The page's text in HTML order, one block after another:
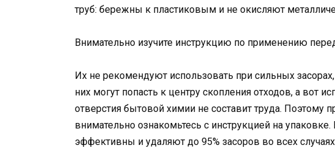
труб: бережны к пластиковым и не окисляют
Внимательно изучите инструкцию по применению
Их не рекомендуют использовать при сильных
них могут попасть к центру скопления отходов, а вот
отверстия бытовой химии не составит труда. Поэтому
внимательно ознакомьтесь с инструкцией на
эффективны и удаляют до 95% засоров во всех